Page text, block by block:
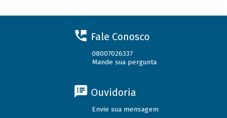
Fale Conosco
08007026337
Mande sua pergunta
Ouvidoria
Envie sua mensagem